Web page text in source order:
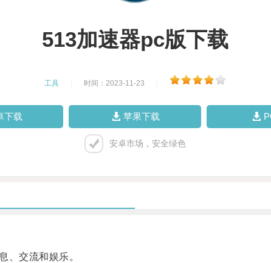
513加速器pc版下载
工具 时间：2023-11-23
下载 苹果下载
安卓市场，安全绿色
交流和娱乐。